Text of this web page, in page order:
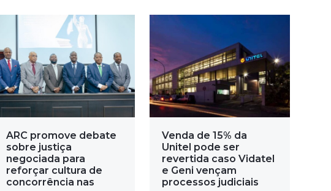
ARC promove debate
sobre justiça
negociada para
reforçar cultura de
concorrência nas
Venda de 15% da
Unitel pode ser
revertida caso Vidatel
e Geni vençam
processos judiciais